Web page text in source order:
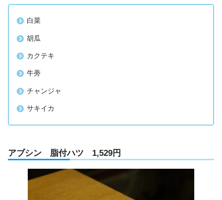
白菜
胡瓜
カクテキ
牛蒡
チャンジャ
サキイカ
アブシン 脂付ハツ 1,529円